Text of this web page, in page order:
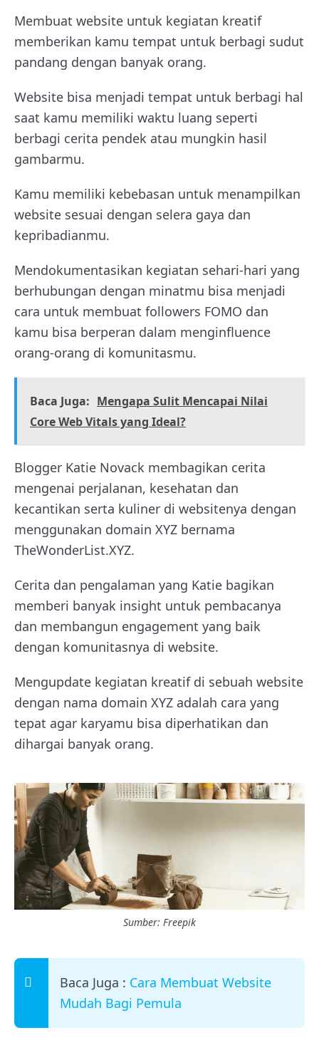
Membuat website untuk kegiatan kreatif
memberikan kamu tempat untuk berbagi sudut
pandang dengan banyak orang.
Website bisa menjadi tempat untuk berbagi hal
saat kamu memiliki waktu luang seperti
berbagi cerita pendek atau mungkin hasil
gambarmu.
Kamu memiliki kebebasan untuk menampilkan
website sesuai dengan selera gaya dan
kepribadianmu.
Mendokumentasikan kegiatan sehari-hari yang
berhubungan dengan minatmu bisa menjadi
cara untuk membuat followers FOMO dan
kamu bisa berperan dalam menginfluence
orang-orang di komunitasmu.
Baca Juga: Mengapa Sulit Mencapai Nilai
Core Web Vitals yang Ideal?
Blogger Katie Novack membagikan cerita
mengenai perjalanan, kesehatan dan
kecantikan serta kuliner di websitenya dengan
menggunakan domain XYZ bernama
TheWonderList.XYZ.
Cerita dan pengalaman yang Katie bagikan
memberi banyak insight untuk pembacanya
dan membangun engagement yang baik
dengan komunitasnya di website.
Mengupdate kegiatan kreatif di sebuah website
dengan nama domain XYZ adalah cara yang
tepat agar karyamu bisa diperhatikan dan
dihargai banyak orang.
Sumber: Freepik
Baca Juga : Cara Membuat Website
Mudah Bagi Pemula